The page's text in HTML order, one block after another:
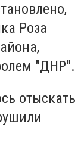
Роза
"ДНР".
отыскать